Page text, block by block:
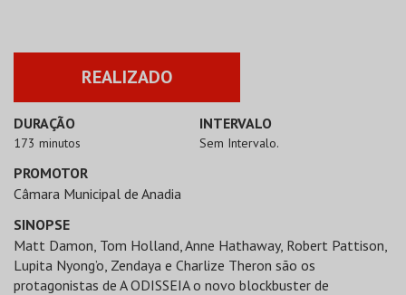
REALIZADO
DURAÇÃO
173 minutos
INTERVALO
Sem Intervalo.
PROMOTOR
Câmara Municipal de Anadia
SINOPSE
Matt Damon, Tom Holland, Anne Hathaway, Robert Pattison,
Lupita Nyong’o, Zendaya e Charlize Theron são os
protagonistas de A ODISSEIA o novo blockbuster de